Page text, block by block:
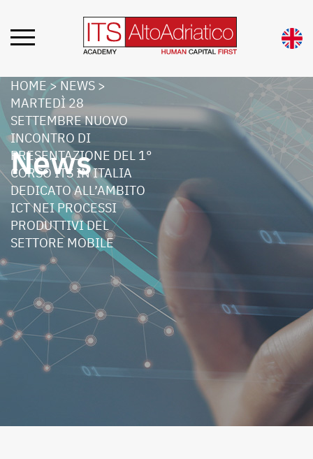
HOME>NEWS >
MARTEDÌ 28
SETTEMBRE NUOVO
INCONTRO DI
PRESENTAZIONE DEL 1°
CORSO ITS IN ITALIA
DEDICATO ALL’AMBITO
ICT NEI PROCESSI
PRODUTTIVI DEL
SETTORE MOBILE
News